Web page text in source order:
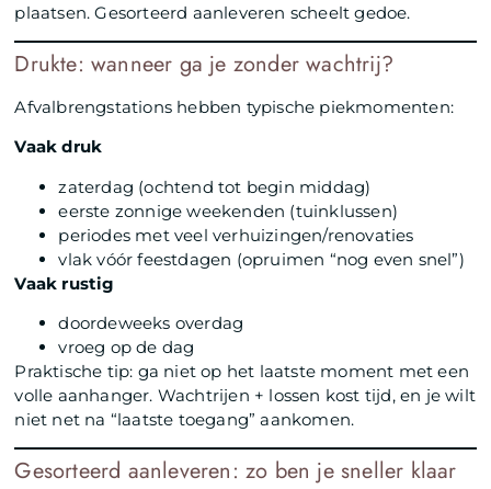
plaatsen. Gesorteerd aanleveren scheelt gedoe.
Drukte: wanneer ga je zonder wachtrij?
Afvalbrengstations hebben typische piekmomenten:
Vaak druk
zaterdag (ochtend tot begin middag)
eerste zonnige weekenden (tuinklussen)
periodes met veel verhuizingen/renovaties
vlak vóór feestdagen (opruimen “nog even snel”)
Vaak rustig
doordeweeks overdag
vroeg op de dag
Praktische tip: ga niet op het laatste moment met een
volle aanhanger. Wachtrijen + lossen kost tijd, en je wilt
niet net na “laatste toegang” aankomen.
Gesorteerd aanleveren: zo ben je sneller klaar